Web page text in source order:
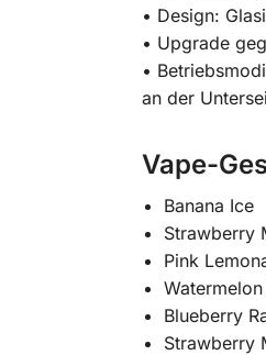
• Design:
• Upgrade
•
an der
Vape-
Banana Ice
Strawberry
Pink
Blueberry
Strawberry